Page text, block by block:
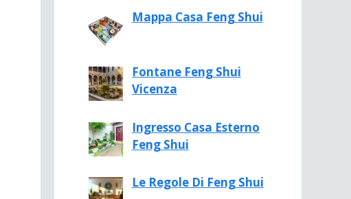
Mappa Casa Feng Shui
Fontane Feng Shui
Vicenza
Ingresso Casa Esterno
Feng Shui
Le Regole Di Feng Shui